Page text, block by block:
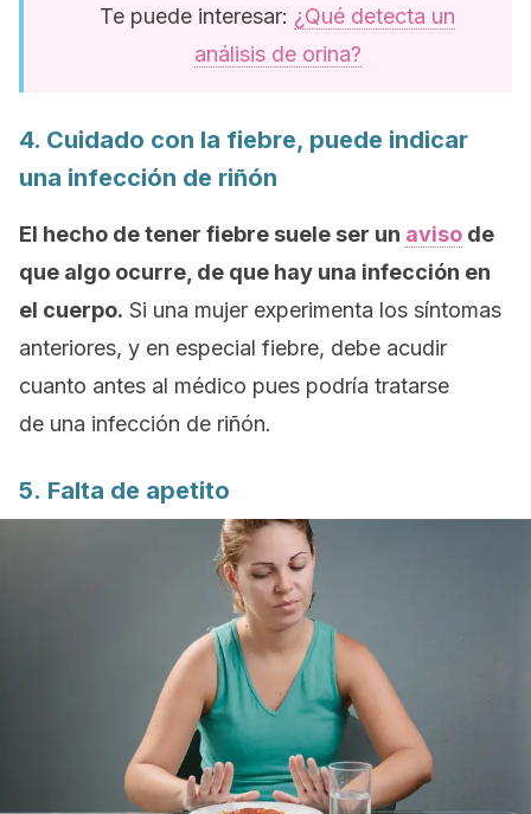
Te puede interesar: ¿Qué detecta un
análisis de orina?
4. Cuidado con la fiebre, puede indicar
una infección de riñón
El hecho de tener fiebre suele ser un aviso de
que algo ocurre, de que hay una infección en
el cuerpo. Si una mujer experimenta los síntomas
anteriores, y en especial fiebre, debe acudir
cuanto antes al médico pues podría tratarse
de una infección de riñón.
5. Falta de apetito